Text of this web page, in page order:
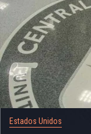
Estados Unidos